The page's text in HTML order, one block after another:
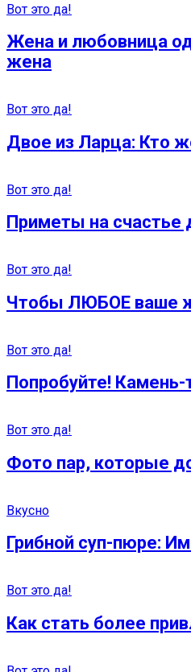
Вот это да!
Жена и любовница
жена
Вот это да!
Двое из Ларца: Кто
Вот это да!
Приметы на
Вот это да!
Чтобы ЛЮБОЕ ваше
Вот это да!
Попробуйте!
Вот это да!
Фото пар, которые
Вкусно
Грибной суп-пюре:
Вот это да!
Как стать более